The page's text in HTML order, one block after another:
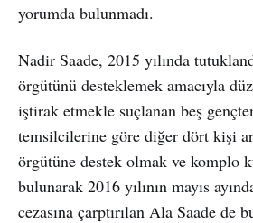
yorumda bulunmadı.
Nadir Saade, 2015 yılında
örgütünü desteklemek amacıyla
iştirak etmekle suçlanan beş
temsilcilerine göre diğer dört kişi
örgütüne destek olmak ve komplo
bulunarak 2016 yılının mayıs
cezasına çarptırılan Ala Saade de